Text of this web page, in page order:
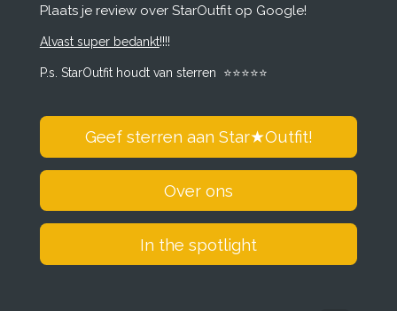
b
o
k
a
r
a
e
d
I
n
s
p
Plaats je review over StarOutfit op Google!
Alvast super bedankt!!!!
P.s. StarOutfit houdt van sterren ⭐️⭐️⭐️⭐️⭐️
Geef sterren aan Star★Outfit!
Over ons
In the spotlight